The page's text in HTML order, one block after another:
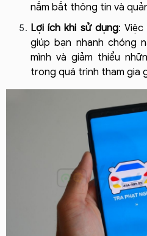
nắm bắt thông tin và
Lợi ích khi sử dụng:
giúp bạn nhanh chóng
mình và giảm thiểu
trong quá trình tham gia